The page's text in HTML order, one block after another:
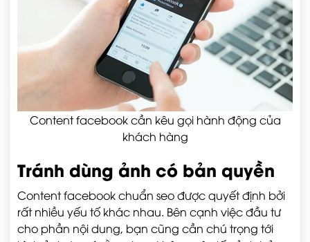
Content facebook cần kêu gọi hành động của
khách hàng
Tránh dùng ảnh có bản quyền
Content facebook chuẩn seo được quyết định bởi
rất nhiều yếu tố khác nhau. Bên cạnh việc đầu tư
cho phần nội dung, bạn cũng cần chú trọng tới